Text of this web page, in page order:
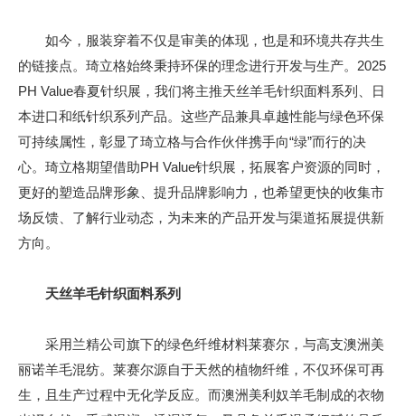
如今，服装穿着不仅是审美的体现，也是和环境共存共生
的链接点。琦立格始终秉持环保的理念进行开发与生产。2025
PH Value春夏针织展，我们将主推天丝羊毛针织面料系列、日
本进口和纸针织系列产品。这些产品兼具卓越性能与绿色环保
可持续属性，彰显了琦立格与合作伙伴携手向“绿”而行的决
心。琦立格期望借助PH Value针织展，拓展客户资源的同时，
更好的塑造品牌形象、提升品牌影响力，也希望更快的收集市
场反馈、了解行业动态，为未来的产品开发与渠道拓展提供新
方向。
天丝羊毛针织面料系列
采用兰精公司旗下的绿色纤维材料莱赛尔，与高支澳洲美
丽诺羊毛混纺。莱赛尔源自于天然的植物纤维，不仅环保可再
生，且生产过程中无化学反应。而澳洲美利奴羊毛制成的衣物